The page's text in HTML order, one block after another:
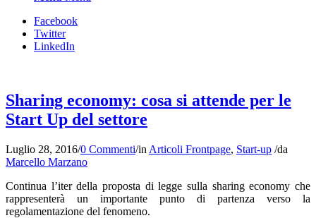
Facebook
Twitter
LinkedIn
Sharing economy: cosa si attende per le
Start Up del settore
Luglio 28, 2016/0 Commenti/in Articoli Frontpage, Start-up /da
Marcello Marzano
Continua l’iter della proposta di legge sulla sharing economy che
rappresenterà un importante punto di partenza verso la
regolamentazione del fenomeno.